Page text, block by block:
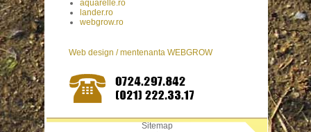
aquarelle.ro
lander.ro
webgrow.ro
Web design / mentenanta WEBGROW
Sitemap